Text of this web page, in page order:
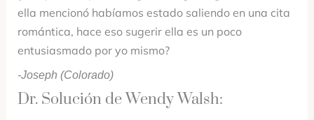
ella mencionó habíamos estado saliendo en una cita
romántica, hace eso sugerir ella es un poco
entusiasmado por yo mismo?
-Joseph (Colorado)
Dr. Solución de Wendy Walsh: